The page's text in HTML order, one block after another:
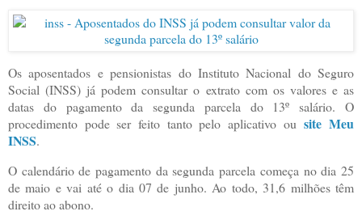
Os aposentados e pensionistas do Instituto Nacional do Seguro
Social (INSS) já podem consultar o extrato com os valores e as
datas do pagamento da segunda parcela do 13º salário. O
procedimento pode ser feito tanto pelo aplicativo ousite Meu
INSS.
O calendário de pagamento da segunda parcela começa no dia 25
de maio e vai até o dia 07 de junho. Ao todo, 31,6 milhões têm
direito ao abono.